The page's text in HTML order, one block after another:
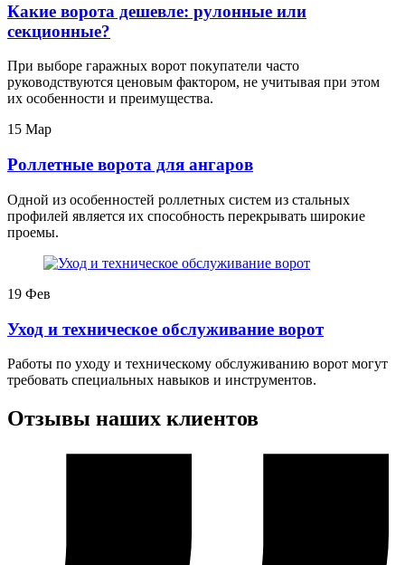
Какие ворота дешевле: рулонные или
секционные?
При выборе гаражных ворот покупатели часто
руководствуются ценовым фактором, не учитывая при этом
их особенности и преимущества.
15 Мар
Роллетные ворота для ангаров
Одной из особенностей роллетных систем из стальных
профилей является их способность перекрывать широкие
проемы.
19 Фев
Уход и техническое обслуживание ворот
Работы по уходу и техническому обслуживанию ворот могут
требовать специальных навыков и инструментов.
Отзывы наших клиентов